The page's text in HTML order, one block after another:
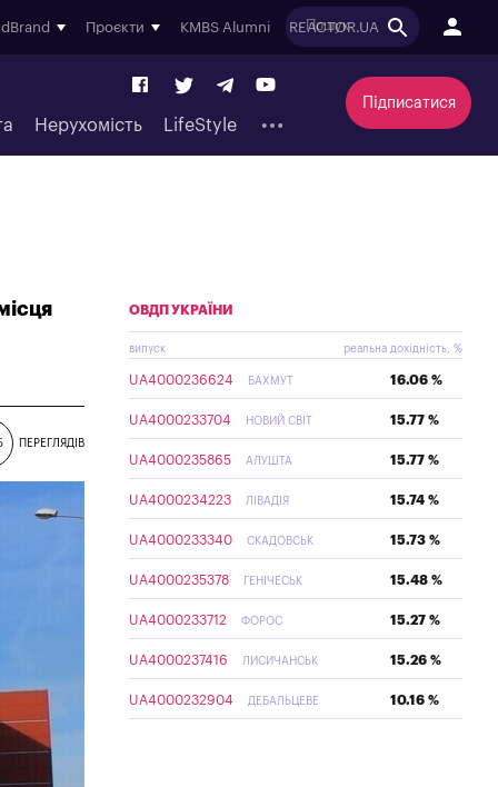
Проєкти KMBS Alumni REACTOR.UA
Нерухомість LifeStyle
Підписатися
ПЕРЕГЛЯДІВ
ОВДП УКРАЇНИ
випуск реальна дохідність, %
UA4000236624 БАХМУТ 16.06 %
UA4000233704 НОВИЙ СВІТ 15.77 %
UA4000235865 АЛУШТА 15.77 %
UA4000234223 ЛІВАДІЯ 15.74 %
UA4000233340 СКАДОВСЬК 15.73 %
UA4000235378 ГЕНІЧЕСЬК 15.48 %
UA4000233712 ФОРОС 15.27 %
UA4000237416 ЛИСИЧАНСЬК 15.26 %
UA4000232904 ДЕБАЛЬЦЕВЕ 10.16 %